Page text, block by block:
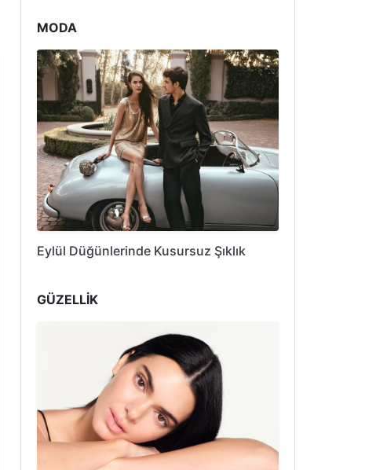
MODA
Eylül Düğünlerinde Kusursuz Şıklık
GÜZELLİK